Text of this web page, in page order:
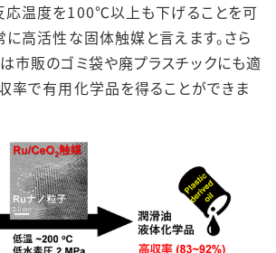
応温度を100℃以上も下げることを可
に高活性な固体触媒と言えます。さら
市販のゴミ袋や廃プラスチックにも適
率で有用化学品を得ることができま